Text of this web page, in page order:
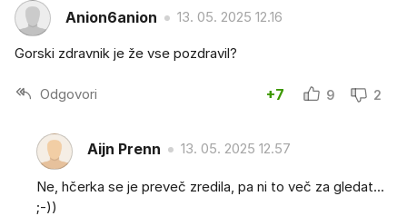
Anion6anion 13. 05. 2025 12.16
Gorski zdravnik je že vse pozdravil?
Odgovori +7 9 2
Aijn Prenn 13. 05. 2025 12.57
Ne, hčerka se je preveč zredila, pa ni to več za gledat...
;-))